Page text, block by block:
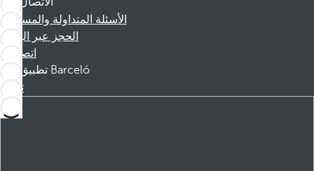
الأسئلة المتداولة والمساعدة
الحجز عبر الهاتف
اتصل بنا
تطبيق Barceló
تنزيل